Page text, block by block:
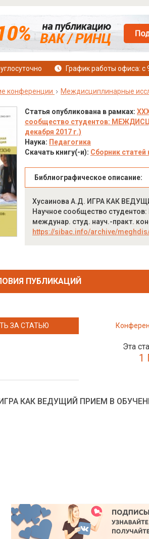
График работы офиса: с
конференции Междисциплинарные
Статья опубликована в рамках:
сообщество студентов:
декабря 2017 г.)
Наука: Педагогика
Скачать книгу(-и): Сборник статей
Библиографическое описание:
Хусаинова А.Д. ИГРА КАК
Научное сообщество
междунар. студ. науч.-практ.
https://sibac.info/archive/
ПУБЛИКАЦИЙ
ЗА СТАТЬЮ
Эта
1
КАК ВЕДУЩИЙ ПРИЕМ В